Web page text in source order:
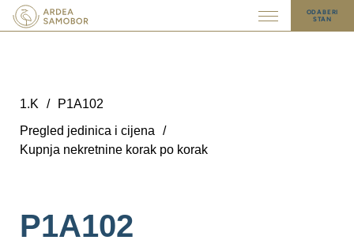
1.K /
P1A102
Pregled jedinica i cijena
/
Kupnja nekretnine korak po korak
P1A102
ODABERI
STAN